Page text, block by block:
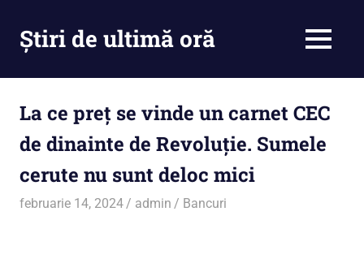
contentȘtiri de ultimă oră
la
curent
MENU
La ce preț se vinde un carnet CEC
de dinainte de Revoluție. Sumele
cerute nu sunt deloc mici
februarie 14, 2024 admin Bancuri